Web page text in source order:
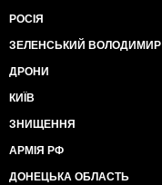
РОСІЯ
ЗЕЛЕНСЬКИЙ ВОЛОДИМИР
ДРОНИ
КИЇВ
ЗНИЩЕННЯ
АРМІЯ РФ
ДОНЕЦЬКА ОБЛАСТЬ